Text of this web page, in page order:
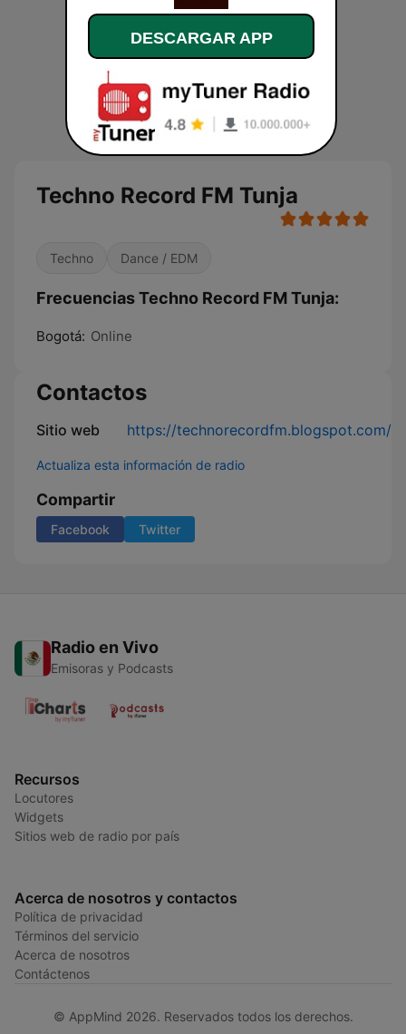
Techno Record FM Tunja
Techno Dance / EDM
Frecuencias Techno Record FM Tunja:
Bogotá: Online
Contactos
Sitio web https://technorecordfm.blogspot.com/
Actualiza esta información de radio
Compartir
Facebook Twitter
Radio en Vivo
Emisoras y Podcasts
Recursos
Locutores
Widgets
Sitios web de radio por país
Acerca de nosotros y contactos
Política de privacidad
Términos del servicio
Acerca de nosotros
Contáctenos
© AppMind 2026. Reservados todos los derechos.
DESCARGAR APP